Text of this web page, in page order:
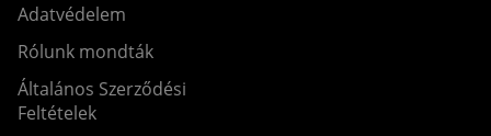
Adatvédelem
Rólunk mondták
Általános Szerződési
Feltételek